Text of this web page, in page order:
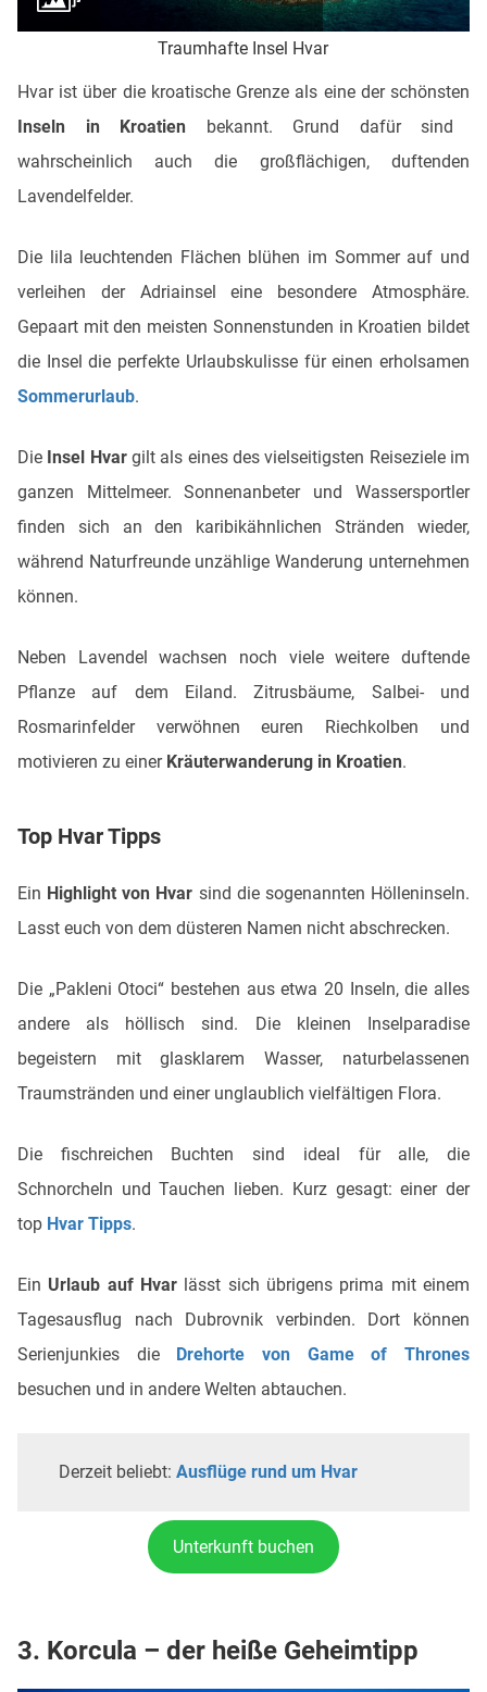
Traumhafte Insel Hvar
Hvar ist über die kroatische Grenze als eine der schönsten
Inseln in Kroatien bekannt. Grund dafür sind
wahrscheinlich auch die großflächigen, duftenden
Lavendelfelder.
Die lila leuchtenden Flächen blühen im Sommer auf und
verleihen der Adriainsel eine besondere Atmosphäre.
Gepaart mit den meisten Sonnenstunden in Kroatien bildet
die Insel die perfekte Urlaubskulisse für einen erholsamen
Sommerurlaub.
Die Insel Hvargilt als eines des vielseitigsten Reiseziele im
ganzen Mittelmeer. Sonnenanbeter und Wassersportler
finden sich an den karibikähnlichen Stränden wieder,
während Naturfreunde unzählige Wanderung unternehmen
können.
Neben Lavendel wachsen noch viele weitere duftende
Pflanze auf dem Eiland. Zitrusbäume, Salbei- und
Rosmarinfelder verwöhnen euren Riechkolben und
motivieren zu einer Kräuterwanderung in Kroatien.
Top Hvar Tipps
Ein Highlight von Hvar sind die sogenannten Hölleninseln.
Lasst euch von dem düsteren Namen nicht abschrecken.
Die „Pakleni Otoci“ bestehen aus etwa 20 Inseln, die alles
andere als höllisch sind. Die kleinen Inselparadise
begeistern mit glasklarem Wasser, naturbelassenen
Traumstränden und einer unglaublich vielfältigen Flora.
Die fischreichen Buchten sind ideal für alle, die
Schnorcheln und Tauchen lieben. Kurz gesagt: einer der
top Hvar Tipps.
Ein Urlaub auf Hvarlässt sich übrigens prima mit einem
Tagesausflug nach Dubrovnik verbinden. Dort können
Serienjunkies die Drehorte von Game of Thrones
besuchen und in andere Welten abtauchen.
Derzeit beliebt: Ausflüge rund um Hvar
Unterkunft buchen
3. Korcula – der heiße Geheimtipp